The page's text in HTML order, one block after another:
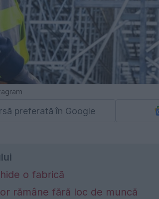
preferată în Google
o fabrică
rămâne fără loc de muncă